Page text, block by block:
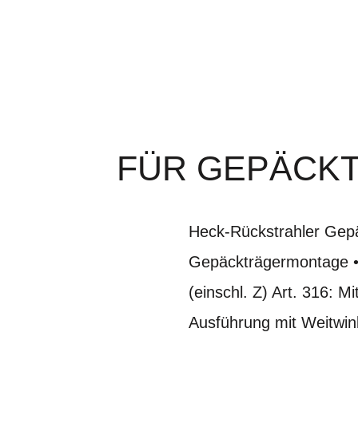
FÜR
Heck-Rückstrahler
Gepäckträgermontage
(einschl. Z) Art. 316:
Ausführung mit